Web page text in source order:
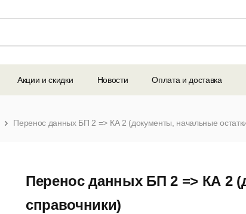
Акции и скидки Новости Оплата и доставка
Перенос данных БП 2 => КА 2 (документы, начальные
Перенос данных БП 2 => КА 2
справочники)